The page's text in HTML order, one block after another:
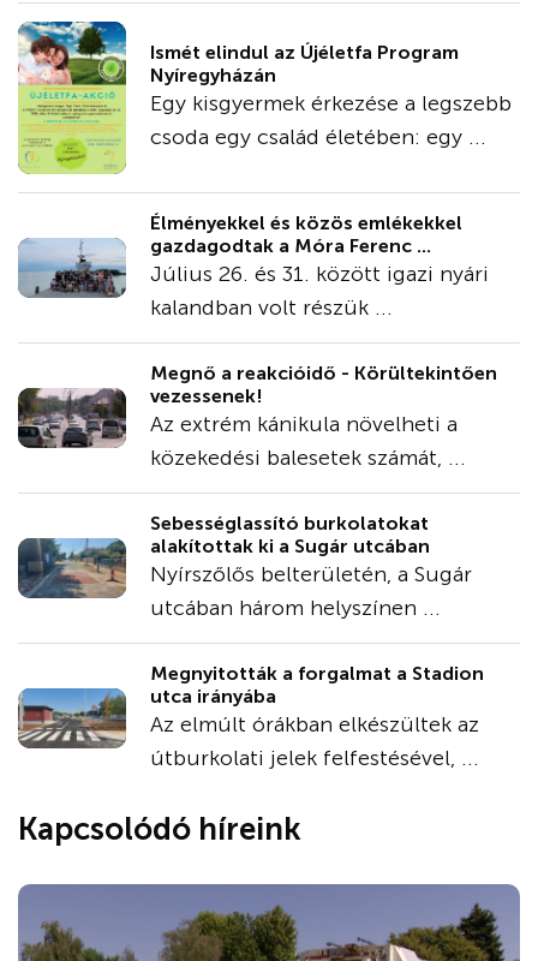
Ismét elindul az Újéletfa Program
Nyíregyházán
Egy kisgyermek érkezése a legszebb
csoda egy család életében: egy ...
Élményekkel és közös emlékekkel
gazdagodtak a Móra Ferenc ...
Július 26. és 31. között igazi nyári
kalandban volt részük ...
Megnő a reakcióidő - Körültekintően
vezessenek!
Az extrém kánikula növelheti a
közekedési balesetek számát, ...
Sebességlassító burkolatokat
alakítottak ki a Sugár utcában
Nyírszőlős belterületén, a Sugár
utcában három helyszínen ...
Megnyitották a forgalmat a Stadion
utca irányába
Az elmúlt órákban elkészültek az
útburkolati jelek felfestésével, ...
Kapcsolódó híreink